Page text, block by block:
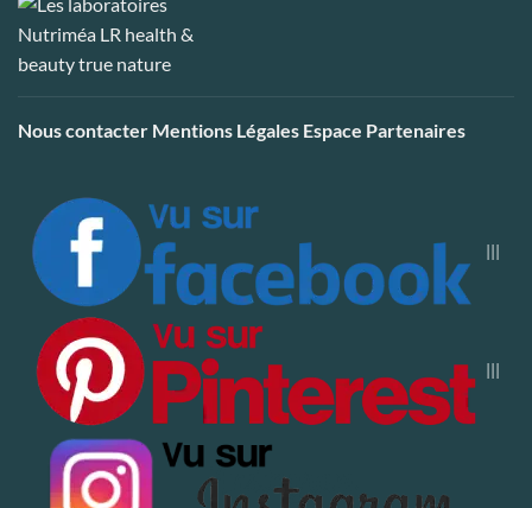
Nous contacter Mentions Légales Espace Partenaires
|||
|||